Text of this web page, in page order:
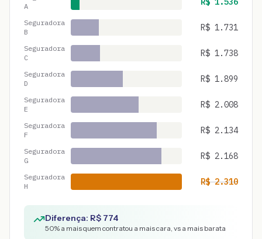
A
Seguradora
B
R$ 1.731
Seguradora
C
R$ 1.738
Seguradora
D
R$ 1.899
Seguradora
E
R$ 2.008
Seguradora
F
R$ 2.134
Seguradora
G
R$ 2.168
Seguradora
H
R$2.310
Diferença: R$ 774
50% a mais quem contratou a mais cara, vs a mais barata